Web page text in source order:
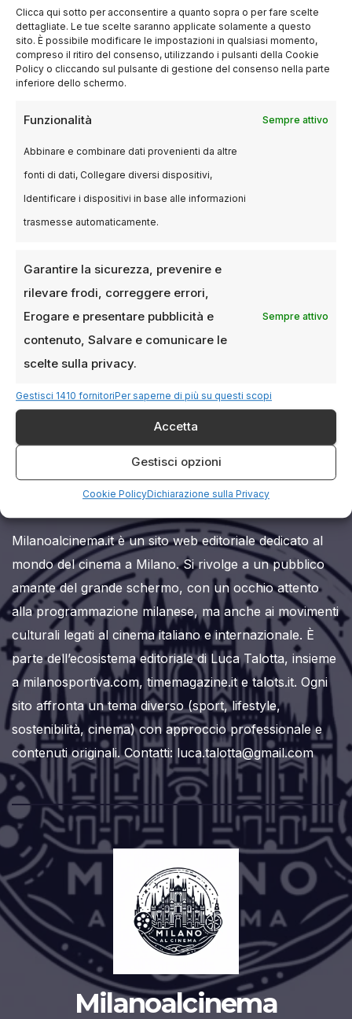
Clicca qui sotto per acconsentire a quanto sopra o per fare scelte
dettagliate. Le tue scelte saranno applicate solamente a questo
sito. È possibile modificare le impostazioni in qualsiasi momento,
compreso il ritiro del consenso, utilizzando i pulsanti della Cookie
Policy o cliccando sul pulsante di gestione del consenso nella parte
inferiore dello schermo.
Funzionalità Sempre attivo
Abbinare e combinare dati provenienti da altre
fonti di dati, Collegare diversi dispositivi,
Identificare i dispositivi in base alle informazioni
trasmesse automaticamente.
Garantire la sicurezza, prevenire e
rilevare frodi, correggere errori,
Erogare e presentare pubblicità e
contenuto, Salvare e comunicare le
scelte sulla privacy.
Sempre attivo
Gestisci 1410 fornitoriPer saperne di più su questi scopi
Accetta
Gestisci opzioni
Cookie PolicyDichiarazione sulla Privacy
Il futuro del cinema a Milano: dalle
Il futuro del cinema a Milano, come l’industria
ultimi…
Milanoalcinema.it
Milanoalcinema.it è un sito web editoriale dedicato al
mondo del cinema a Milano. Si rivolge a un pubblico
amante del grande schermo, con un occhio attento
alla programmazione milanese, ma anche ai movimenti
culturali legati al cinema italiano e internazionale. È
parte dell’ecosistema editoriale di Luca Talotta, insieme
a milanosportiva.com, timemagazine.it e talots.it. Ogni
sito affronta un tema diverso (sport, lifestyle,
sostenibilità, cinema) con approccio professionale e
contenuti originali. Contatti: luca.talotta@gmail.com
Milanoalcinema